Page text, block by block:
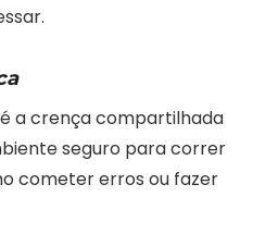
a crença compartilhada
seguro para correr
cometer erros ou fazer